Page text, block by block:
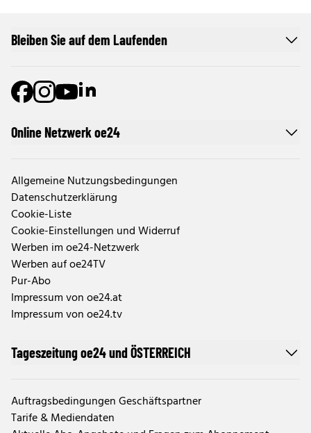
Online Netzwerk oe24
Allgemeine Nutzungsbedingungen
Datenschutzerklärung
Cookie-Liste
Cookie-Einstellungen und Widerruf
Werben im oe24-Netzwerk
Werben auf oe24TV
Pur-Abo
Impressum von oe24.at
Impressum von oe24.tv
Tageszeitung oe24 und ÖSTERREICH
Auftragsbedingungen Geschäftspartner
Tarife & Mediendaten
Bleiben Sie auf dem Laufenden